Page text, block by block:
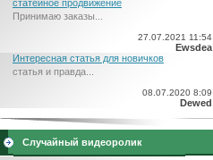
статейное продвижение
Принимаю заказы...
27.07.2021 11:54
Ewsdea
Интересная статья для новичков
статья и правда...
08.07.2020 8:09
Dewed
Случайный видеоролик